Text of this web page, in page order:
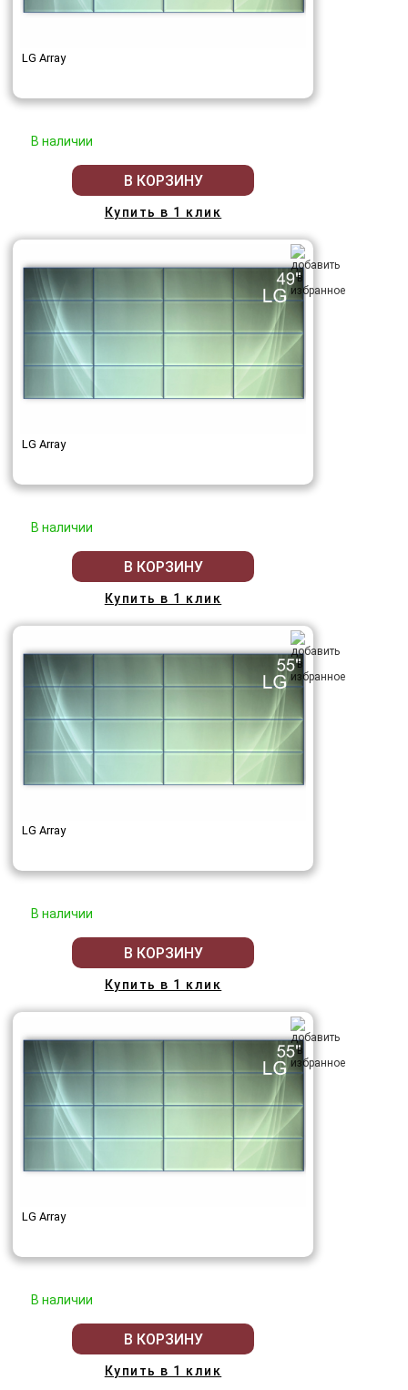
LG Array
В наличии
В КОРЗИНУ
Купить в 1 клик
LG Array
В наличии
В КОРЗИНУ
Купить в 1 клик
LG Array
В наличии
В КОРЗИНУ
Купить в 1 клик
LG Array
В наличии
В КОРЗИНУ
Купить в 1 клик